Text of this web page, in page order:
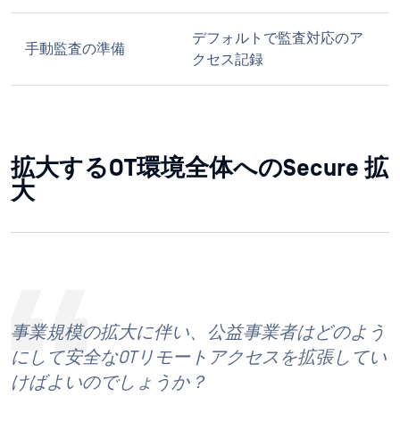
手動監査の準備
デフォルトで監査対応のア
クセス記録
拡大するOT環境全体へのSecure 拡
大
事業規模の拡大に伴い、公益事業者はどのよう
にして安全なOTリモートアクセスを拡張してい
けばよいのでしょうか？